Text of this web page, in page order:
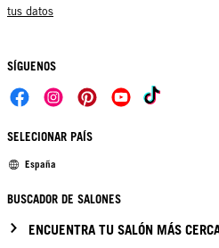
tus datos
SÍGUENOS
SELECIONAR PAÍS
España
BUSCADOR DE SALONES
ENCUENTRA TU SALÓN MÁS